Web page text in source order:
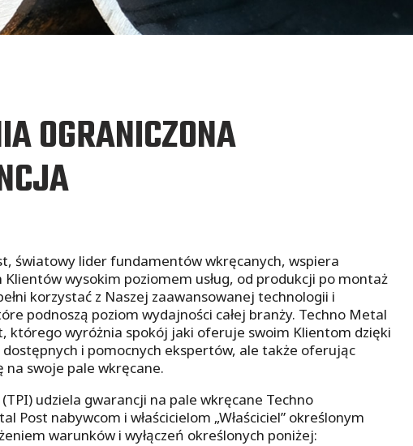
OGRANICZONA
światowy lider fundamentów wkręcanych, wspiera
Klientów wysokim poziomem usług, od produkcji po montaż
korzystać z Naszej zaawansowanej technologii i
podnoszą poziom wydajności całej branży. Techno Metal
którego wyróżnia spokój jaki oferuje swoim Klientom dzięki
dostępnych i pomocnych ekspertów, ale także oferując
na swoje pale wkręcane.
udziela gwarancji na pale wkręcane Techno
Post nabywcom i właścicielom „Właściciel” określonym
warunków i wyłączeń określonych poniżej: